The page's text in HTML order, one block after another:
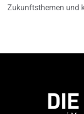
Zukunftsthemen und